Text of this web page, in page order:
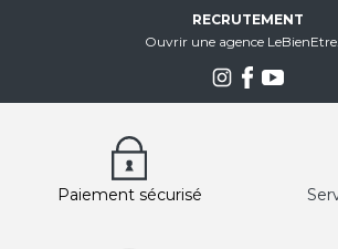
RECRUTEMENT
Ouvrir une agence
Paiement sécurisé